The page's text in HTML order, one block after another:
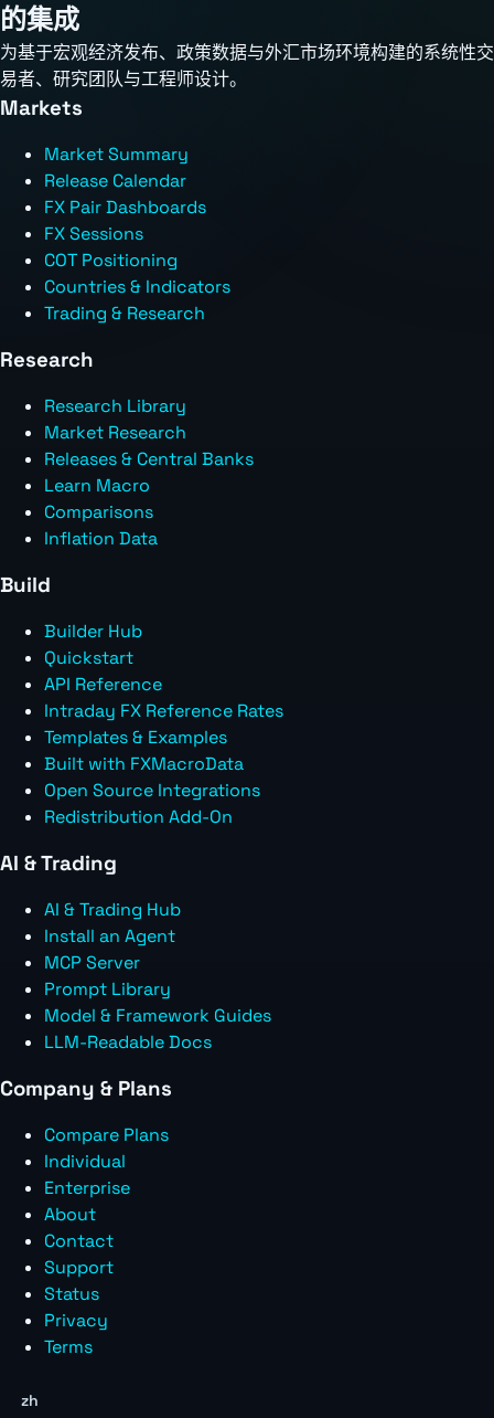
的集成
为基于宏观经济发布、政策数据与外汇市场环境构建的系统性交
易者、研究团队与工程师设计。
Markets
Market Summary
Release Calendar
FX Pair Dashboards
FX Sessions
COT Positioning
Countries & Indicators
Trading & Research
Research
Research Library
Market Research
Releases & Central Banks
Learn Macro
Comparisons
Inflation Data
Build
Builder Hub
Quickstart
API Reference
Intraday FX Reference Rates
Templates & Examples
Built with FXMacroData
Open Source Integrations
Redistribution Add-On
AI & Trading
AI & Trading Hub
Install an Agent
MCP Server
Prompt Library
Model & Framework Guides
LLM-Readable Docs
Company & Plans
Compare Plans
Individual
Enterprise
About
Contact
Support
Status
Privacy
Terms
zh